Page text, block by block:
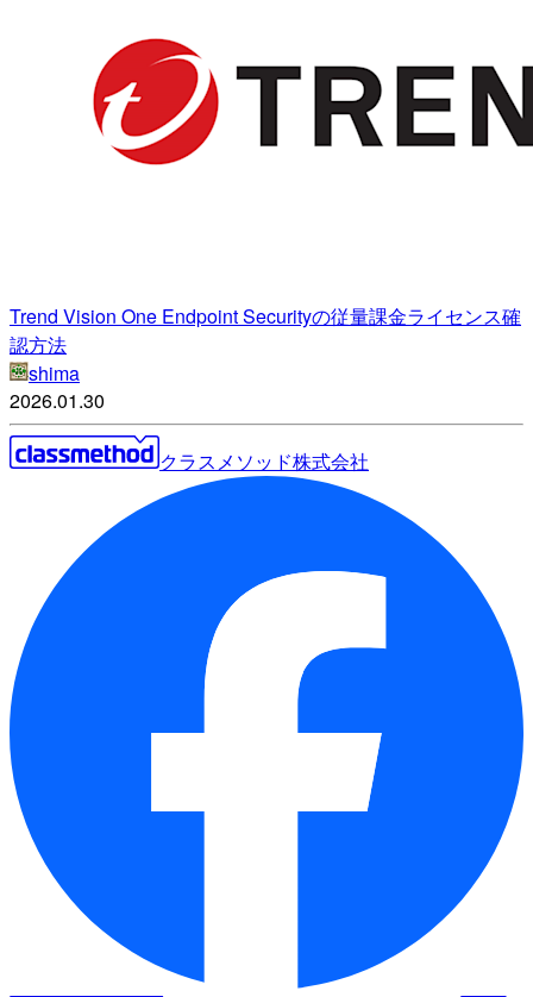
Trend Vision One Endpoint Securityの従量課金ライセンス確
認方法
shima
2026.01.30
クラスメソッド株式会社